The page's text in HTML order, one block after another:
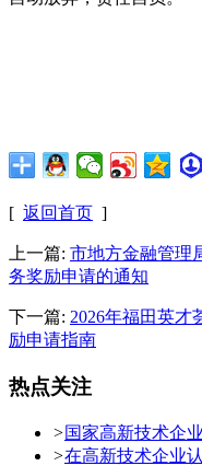
[ 返回首页 ]
上一篇: 市地方金融管理
务奖励申请的通知
下一篇: 2026年福田英才
励申请指南
热点关注
>国家高新技术企
>在高新技术企业